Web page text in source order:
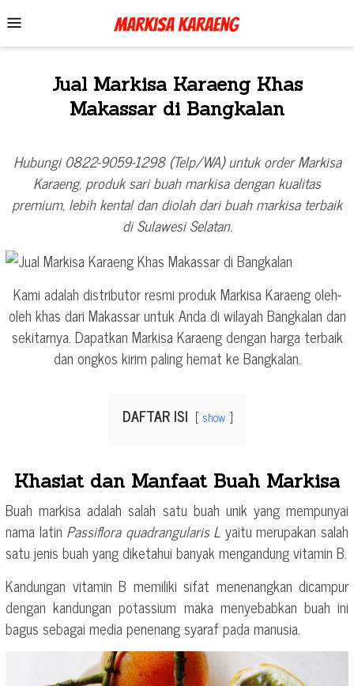
to
contentMenu
Jual Markisa Karaeng Khas
Makassar di Bangkalan
Hubungi 0822-9059-1298 (Telp/WA) untuk order Markisa
Karaeng, produk sari buah markisa dengan kualitas
premium, lebih kental dan diolah dari buah markisa terbaik
di Sulawesi Selatan.
Kami adalah distributor resmi produk Markisa Karaeng oleh-
oleh khas dari Makassar untuk Anda di wilayah Bangkalan dan
sekitarnya. Dapatkan Markisa Karaeng dengan harga terbaik
dan ongkos kirim paling hemat ke Bangkalan.
DAFTAR ISI show
Khasiat dan Manfaat Buah Markisa
Buah markisa adalah salah satu buah unik yang mempunyai
nama latin Passiflora quadrangularis L yaitu merupakan salah
satu jenis buah yang diketahui banyak mengandung vitamin B.
Kandungan vitamin B memiliki sifat menenangkan dicampur
dengan kandungan potassium maka menyebabkan buah ini
bagus sebagai media penenang syaraf pada manusia.